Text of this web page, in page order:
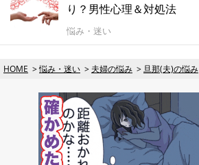
り？男性心理＆対処法
悩み・迷い
HOME 悩み・迷い 夫婦の悩み 旦那(夫)の悩み